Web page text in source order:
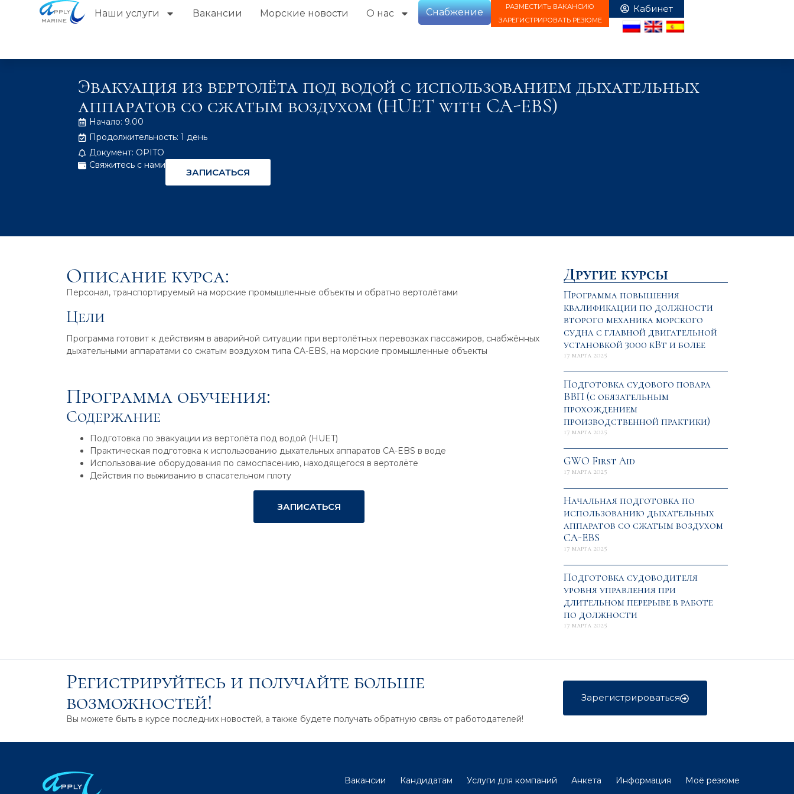
Наши услуги Вакансии Морские новости О нас Снабжение
РАЗМЕСТИТЬ ВАКАНСИЮ
ЗАРЕГИСТРИРОВАТЬ РЕЗЮМЕ
Эвакуация из вертолёта под водой с использованием дыхательных
аппаратов со сжатым воздухом (HUET with CA-EBS)
Начало: 9.00
Продолжительность: 1 день
Документ: OPITO
Свяжитесь с нами
ЗАПИСАТЬСЯ
Описание курса:
Персонал, транспортируемый на морские промышленные объекты и обратно вертолётами
Цели
Программа готовит к действиям в аварийной ситуации при вертолётных перевозках пассажиров, снабжённых
дыхательными аппаратами со сжатым воздухом типа CA-EBS, на морские промышленные объекты
Программа обучения:
Содержание
Подготовка по эвакуации из вертолёта под водой (HUET)
Практическая подготовка к использованию дыхательных аппаратов CA-EBS в воде
Использование оборудования по самоспасению, находящегося в вертолёте
Действия по выживанию в спасательном плоту
ЗАПИСАТЬСЯ
Другие курсы
Программа повышения
квалификации по должности
второго механика морского
судна с главной двигательной
установкой 3000 кВт и более
17 марта 2025
Подготовка судового повара
ВВП (с обязательным
прохождением
производственной практики)
17 марта 2025
GWO First Aid
17 марта 2025
Начальная подготовка по
использованию дыхательных
аппаратов со сжатым воздухом
CA-EBS
17 марта 2025
Подготовка судоводителя
уровня управления при
длительном перерыве в работе
по должности
17 марта 2025
Регистрируйтесь и получайте больше
возможностей!
Вы можете быть в курсе последних новостей, а также будете получать обратную связь от работодателей!
Зарегистрироваться
Вакансии Кандидатам Услуги для компаний Анкета Информация
Моё резюме